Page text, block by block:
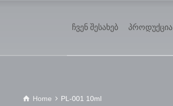
ჩვენ შესახებ პროდუქცია
Home PL-001 10ml